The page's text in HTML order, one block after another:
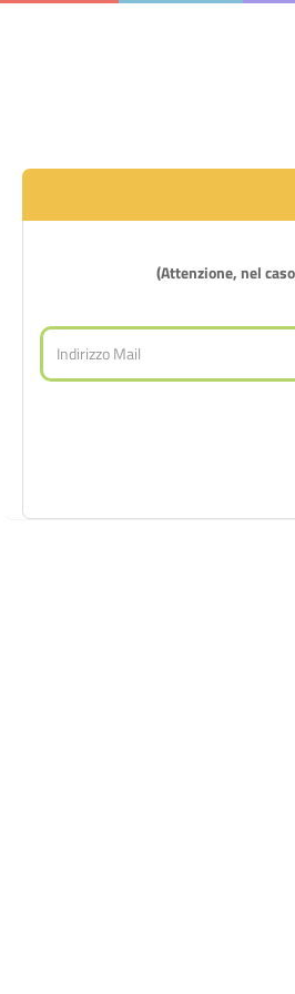
(Attenzione, nel